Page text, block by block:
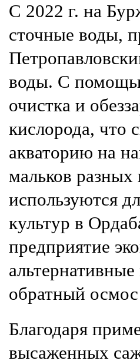
С 2022 г. на
сточные воды,
воды. С
очистка и
кислорода, что
акваторию на
мальков
используются
культур в
предприятие
обратный осмос
Благодаря
высаженных